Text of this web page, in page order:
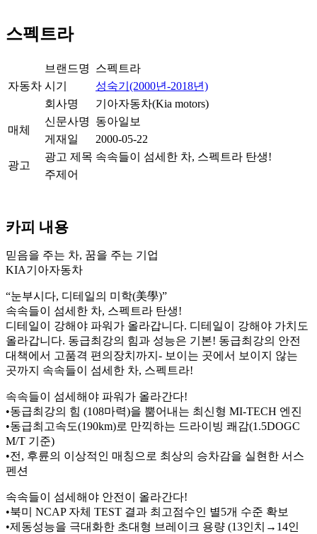
스펙트라
자동차
브랜드명
스펙트라
시기
성숙기(2000년-2018년)
회사명
기아자동차(Kia motors)
매체
신문사명
동아일보
게재일
2000-05-22
광고
광고 제목 속속들이 섬세한 차, 스펙트라 탄생!
주제어
카피 내용
믿음을 주는 차, 꿈을 주는 기업
KIA기아자동차
“눈부시다, 디테일의 미학(美學)”
속속들이 섬세한 차, 스펙트라 탄생!
디테일이 강해야 파워가 올라갑니다. 디테일이 강해야 가치도
올라갑니다. 동급최강의 힘과 성능은 기본! 동급최강의 안전
대책에서 고품격 편의장치까지- 보이는 곳에서 보이지 않는
곳까지 속속들이 섬세한 차, 스펙트라!
속속들이 섬세해야 파워가 올라간다!
•동급최강의 힘 (108마력)을 뿜어내는 최신형 MI-TECH 엔진
•동급최고속도(190km)로 만끽하는 드라이빙 쾌감(1.5DOGC
M/T 기준)
•전, 후륜의 이상적인 매칭으로 최상의 승차감을 실현한 서스
펜션
속속들이 섬세해야 안전이 올라간다!
•북미 NCAP 자체 TEST 결과 최고점수인 별5개 수준 확보
•제동성능을 극대화한 초대형 브레이크 용량 (13인치→14인